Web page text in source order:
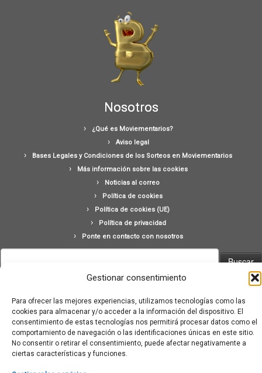
Gestionar consentimiento
Para ofrecer las mejores experiencias, utilizamos tecnologías como las
cookies para almacenar y/o acceder a la información del dispositivo. El
consentimiento de estas tecnologías nos permitirá procesar datos como el
comportamiento de navegación o las identificaciones únicas en este sitio.
No consentir o retirar el consentimiento, puede afectar negativamente a
ciertas características y funciones.
Nosotros
¿Qué es Moviementarios?
Aviso legal
Bases Legales y Condiciones de los Sorteos en Moviementarios
Más información sobre las cookies
Noticias al correo
Política de cookies
Política de cookies (UE)
Política de privacidad
Ponte en contacto con nosotros
·© 2026 Moviementarios·Funciona con
·
Diseñado con el
Tema Customizr